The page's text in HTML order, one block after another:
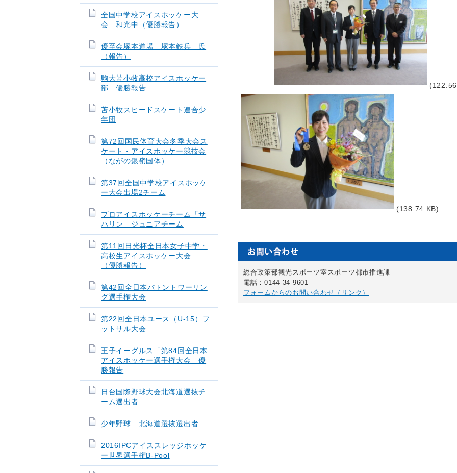
(138.74 KB)
総合政策部観光スポーツ室スポーツ都市推進課
電話：0144-34-9601
フォームからのお問い合わせ（リンク）
全国中学校アイスホッケー大
会 和光中（優勝報告）
優至会塚本道場 塚本鉄兵 氏
（報告）
駒大苫小牧高校アイスホッケー
部 優勝報告
苫小牧スピードスケート連合少
年団
第72回国民体育大会冬季大会ス
ケート・アイスホッケー競技会
（ながの銀嶺国体）
第37回全国中学校アイスホッケ
ー大会出場2チーム
プロアイスホッケーチーム「サ
ハリン」ジュニアチーム
第11回日光杯全日本女子中学・
高校生アイスホッケー大会
（優勝報告）
第42回全日本バトントワーリン
グ選手権大会
第22回全日本ユース（U-15）フ
ットサル大会
王子イーグルス「第84回全日本
アイスホッケー選手権大会」優
勝報告
日台国際野球大会北海道選抜チ
ーム選出者
少年野球 北海道選抜選出者
2016IPCアイススレッジホッケ
ー世界選手権B-Pool